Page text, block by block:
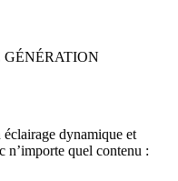
dynamique et
n’importe quel contenu :